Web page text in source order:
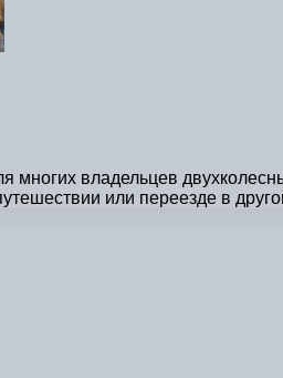
многих владельцев
или переезде в